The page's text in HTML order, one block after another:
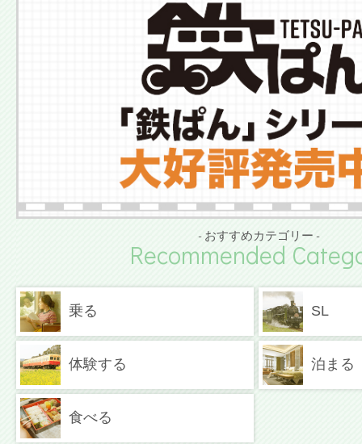
- おすすめカテゴリー -
Recommended
乗る SL
体験する 泊まる
食べる